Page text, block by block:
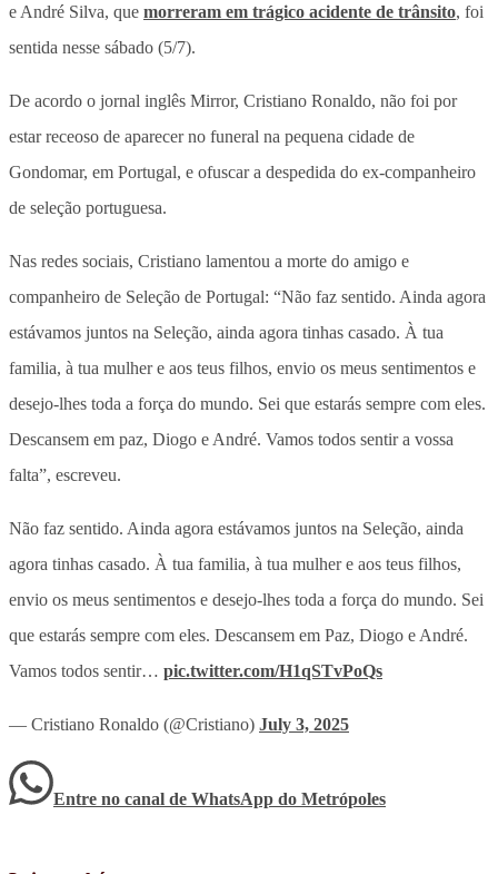
e André Silva, que morreram em trágico acidente de trânsito, foi
sentida nesse sábado (5/7).
De acordo o jornal inglês Mirror, Cristiano Ronaldo, não foi por
estar receoso de aparecer no funeral na pequena cidade de
Gondomar, em Portugal, e ofuscar a despedida do ex-companheiro
de seleção portuguesa.
Nas redes sociais, Cristiano lamentou a morte do amigo e
companheiro de Seleção de Portugal: “Não faz sentido. Ainda agora
estávamos juntos na Seleção, ainda agora tinhas casado. À tua
familia, à tua mulher e aos teus filhos, envio os meus sentimentos e
desejo-lhes toda a força do mundo. Sei que estarás sempre com eles.
Descansem em paz, Diogo e André. Vamos todos sentir a vossa
falta”, escreveu.
Não faz sentido. Ainda agora estávamos juntos na Seleção, ainda
agora tinhas casado. À tua familia, à tua mulher e aos teus filhos,
envio os meus sentimentos e desejo-lhes toda a força do mundo. Sei
que estarás sempre com eles. Descansem em Paz, Diogo e André.
Vamos todos sentir… pic.twitter.com/H1qSTvPoQs
— Cristiano Ronaldo (@Cristiano) July 3, 2025
Entre no canal de WhatsApp do Metrópoles